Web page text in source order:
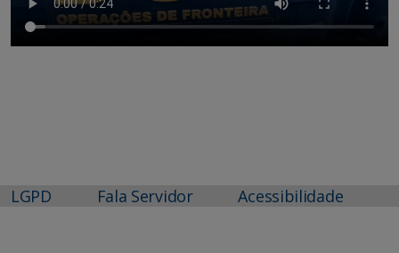
LGPD Fala Servidor Acessibilidade